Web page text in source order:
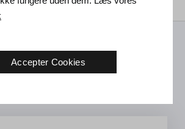
nyheder fra os
Accepter Cookies